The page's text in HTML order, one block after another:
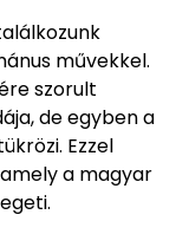
művekkel.
szorult
de egyben a
Ezzel
a magyar